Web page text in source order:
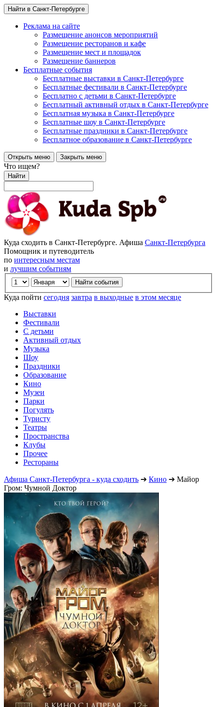
Найти в Санкт-Петербурге
Реклама на сайте
Размещение анонсов мероприятий
Размещение ресторанов и кафе
Размещение мест и площадок
Размещение баннеров
Бесплатные события
Бесплатные выставки в Санкт-Петербурге
Бесплатные фестивали в Санкт-Петербурге
Бесплатно с детьми в Санкт-Петербурге
Бесплатный активный отдых в Санкт-Петербурге
Бесплатная музыка в Санкт-Петербурге
Бесплатные шоу в Санкт-Петербурге
Бесплатные праздники в Санкт-Петербурге
Бесплатное образование в Санкт-Петербурге
Открыть меню Закрыть меню
Что ищем?
Найти
Куда сходить в Санкт-Петербурге. Афиша Санкт-Петербурга
Помощник и путеводитель
по интересным местам
и лучшим событиям
Куда пойти сегодня завтра в выходные в этом месяце
Выставки
Фестивали
С детьми
Активный отдых
Музыка
Шоу
Праздники
Образование
Кино
Музеи
Парки
Погулять
Туристу
Театры
Пространства
Клубы
Прочее
Рестораны
Афиша Санкт-Петербурга - куда сходить ➔ Кино ➔ Майор
Гром: Чумной Доктор